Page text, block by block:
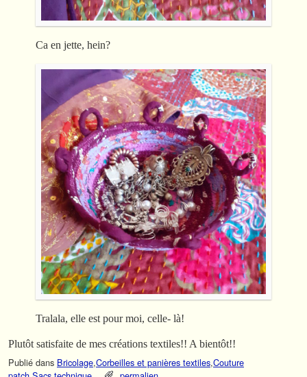
Ca en jette, hein?
Tralala, elle est pour moi, celle- là!
Plutôt satisfaite de mes créations textiles!! A bientôt!!
Publié dans Bricolage,Corbeilles et panières textiles,Couture